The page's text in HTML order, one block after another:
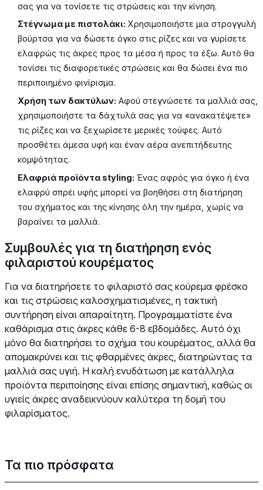
σας για να τονίσετε τις στρώσεις και την κίνηση.
Στέγνωμα με πιστολάκι: Χρησιμοποιήστε μια στρογγυλή
βούρτσα για να δώσετε όγκο στις ρίζες και να γυρίσετε
ελαφρώς τις άκρες προς τα μέσα ή προς τα έξω. Αυτό θα
τονίσει τις διαφορετικές στρώσεις και θα δώσει ένα πιο
περιποιημένο φινίρισμα.
Χρήση των δακτύλων: Αφού στεγνώσετε τα μαλλιά σας,
χρησιμοποιήστε τα δάχτυλά σας για να «ανακατέψετε»
τις ρίζες και να ξεχωρίσετε μερικές τούφες. Αυτό
προσθέτει άμεσα υφή και έναν αέρα ανεπιτήδευτης
κομψότητας.
Ελαφριά προϊόντα styling: Ένας αφρός για όγκο ή ένα
ελαφρύ σπρέι υφής μπορεί να βοηθήσει στη διατήρηση
του σχήματος και της κίνησης όλη την ημέρα, χωρίς να
βαραίνει τα μαλλιά.
Συμβουλές για τη διατήρηση ενός
φιλαριστού κουρέματος
Για να διατηρήσετε το φιλαριστό σας κούρεμα φρέσκο
και τις στρώσεις καλοσχηματισμένες, η τακτική
συντήρηση είναι απαραίτητη. Προγραμματίστε ένα
καθάρισμα στις άκρες κάθε 6-8 εβδομάδες. Αυτό όχι
μόνο θα διατηρήσει το σχήμα του κουρέματος, αλλά θα
απομακρύνει και τις φθαρμένες άκρες, διατηρώντας τα
μαλλιά σας υγιή. Η καλή ενυδάτωση με κατάλληλα
προϊόντα περιποίησης είναι επίσης σημαντική, καθώς οι
υγιείς άκρες αναδεικνύουν καλύτερα τη δομή του
φιλαρίσματος.
Τα πιο πρόσφατα